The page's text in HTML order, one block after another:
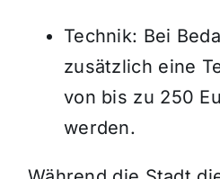
Technik: Bei
zusätzlich eine
von bis zu 250
werden.